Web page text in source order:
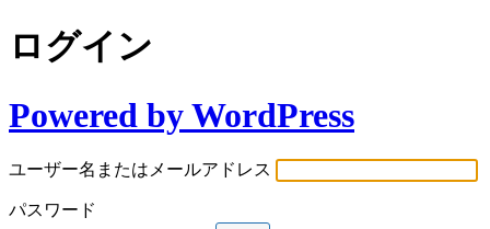
ログイン
Powered by WordPress
ユーザー名またはメールアドレス
パスワード